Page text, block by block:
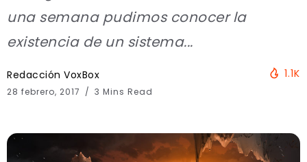
una semana pudimos conocer la
existencia de un sistema...
Redacción VoxBox
28 febrero, 2017 3 Mins Read
1.1K